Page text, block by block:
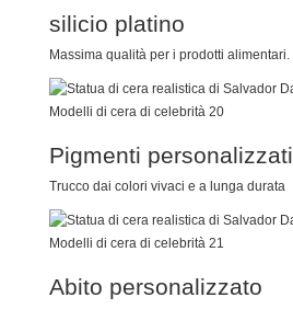
silicio platino
Massima qualità per i prodotti alimentari.
Pigmenti personalizzati
Trucco dai colori vivaci e a lunga durata
Abito personalizzato